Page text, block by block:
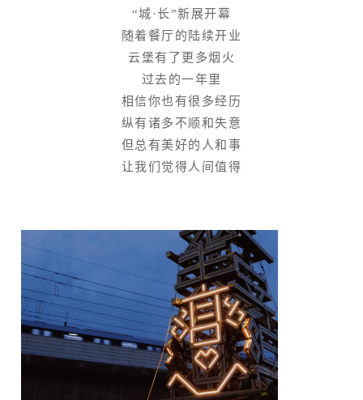
“城·长”新展开幕
随着餐厅的陆续开业
云堡有了更多烟火
过去的一年里
相信你也有很多经历
纵有诸多不顺和失意
但总有美好的人和事
让我们觉得人间值得